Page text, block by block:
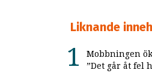
Liknande
Mobbningen
”Det går åt fel